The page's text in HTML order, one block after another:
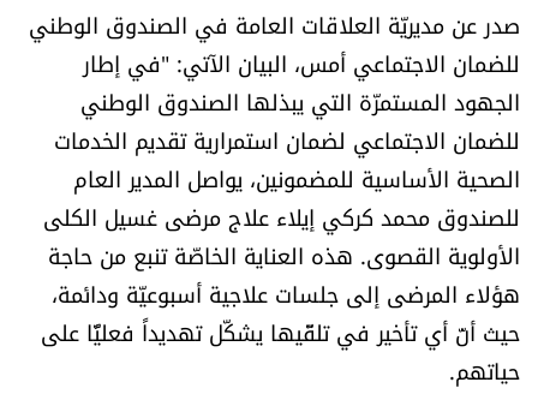
خاص الموقع
كتّابنا
تحت المجهر
آراء
اقتصاد
العالم
صدر عن مديريّة العلاقات العامة في الصندوق الوطني
للضمان الاجتماعي أمس، البيان الآتي: "في إطار
الجهود المستمرّة التي يبذلها الصندوق الوطني
للضمان الاجتماعي لضمان استمرارية تقديم الخدمات
الصحية الأساسية للمضمونين، يواصل المدير العام
للصندوق محمد كركي إيلاء علاج مرضى غسيل الكلى
الأولوية القصوى. هذه العناية الخاصّة تنبع من حاجة
هؤلاء المرضى إلى جلسات علاجية أسبوعيّة ودائمة،
حيث أنّ أي تأخير في تلقّيها يشكّل تهديداً فعليًّا على
حياتهم.